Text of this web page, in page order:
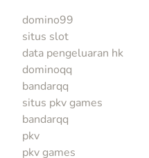
domino99
situs slot
data pengeluaran hk
dominoqq
bandarqq
situs pkv games
bandarqq
pkv
pkv games